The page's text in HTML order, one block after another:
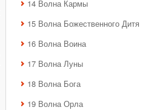
14 Волна Кармы
15 Волна Божественного Дитя
16 Волна Воина
17 Волна Луны
18 Волна Бога
19 Волна Орла